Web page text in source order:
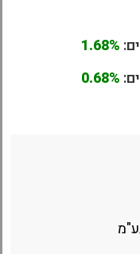
1.68%
0.68%